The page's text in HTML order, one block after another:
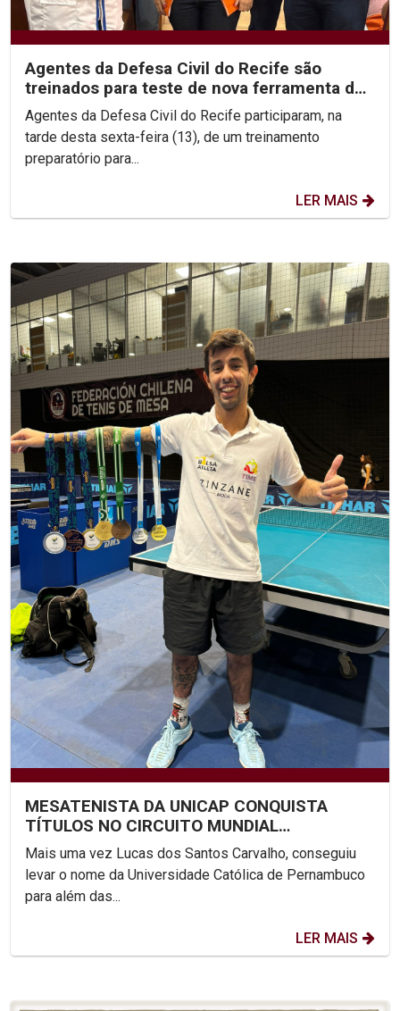
Agentes da Defesa Civil do Recife são
treinados para teste de nova ferramenta de
alerta de desastres
Agentes da Defesa Civil do Recife participaram, na
tarde desta sexta-feira (13), de um treinamento
preparatório para...
LER MAIS
MESATENISTA DA UNICAP CONQUISTA
TÍTULOS NO CIRCUITO MUNDIAL
PARALÍMPICO
Mais uma vez Lucas dos Santos Carvalho, conseguiu
levar o nome da Universidade Católica de Pernambuco
para além das...
LER MAIS